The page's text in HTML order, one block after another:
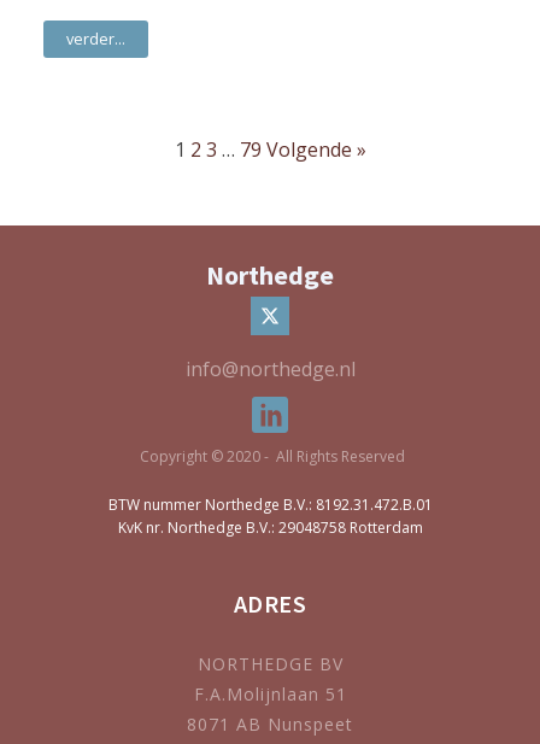
verder...
1 2 3 … 79 Volgende »
Northedge
info@northedge.nl
Copyright © 2020 - All Rights Reserved
BTW nummer Northedge B.V.: 8192.31.472.B.01
KvK nr. Northedge B.V.: 29048758 Rotterdam
ADRES
NORTHEDGE BV
F.A.Molijnlaan 51
8071 AB Nunspeet